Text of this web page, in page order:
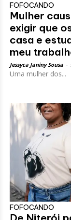
FOFOCANDO
Mulher
exigir que
casa e
meu
Jessyca Janiny Sousa
Uma mulher dos...
FOFOCANDO